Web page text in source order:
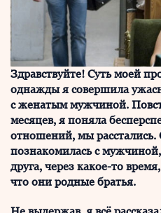
Здравствуйте! Суть моей
однажды я совершила
с женатым мужчиной.
месяцев, я поняла
отношений, мы расстались.
познакомилась с
друга, через какое-то
что они родные братья.